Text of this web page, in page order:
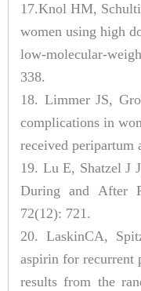
17.Knol HM,
women using high
low-molecular-
338.
18. Limmer JS,
complications in
received peripartum
19. Lu E, Shatzel J
During and After
72(12): 721.
20. LaskinCA,
aspirin for recurrent
results from the